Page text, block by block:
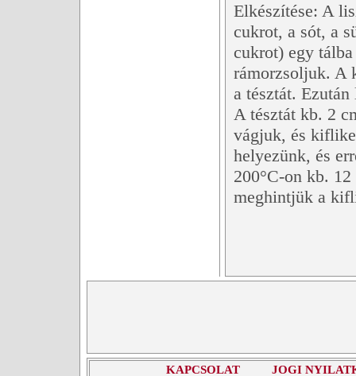
Elkészítése: A
cukrot, a sót, a
cukrot) egy
rámorzsoljuk. A
a tésztát.
A tésztát kb. 2
vágjuk, és
helyezünk, és
200°C-on kb.
meghintjük a
KAPCSOLAT JOGI